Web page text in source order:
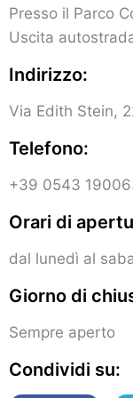
Presso il Parco
Uscita
Indirizzo:
Via Edith Stein,
Telefono:
+39 0543
Orari di
dal lunedì al
Giorno di
Sempre aperto
Condividi su: